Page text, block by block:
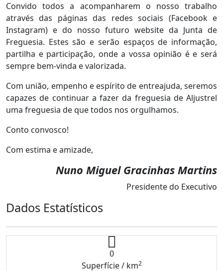
Convido todos a acompanharem o nosso trabalho
através das páginas das redes sociais (Facebook e
Instagram) e do nosso futuro website da Junta de
Freguesia. Estes são e serão espaços de informação,
partilha e participação, onde a vossa opinião é e será
sempre bem-vinda e valorizada.
Com união, empenho e espírito de entreajuda, seremos
capazes de continuar a fazer da freguesia de Aljustrel
uma freguesia de que todos nos orgulhamos.
Conto convosco!
Com estima e amizade,
Nuno Miguel Gracinhas Martins
Presidente do Executivo
Dados Estatísticos
0
Superfície / km2